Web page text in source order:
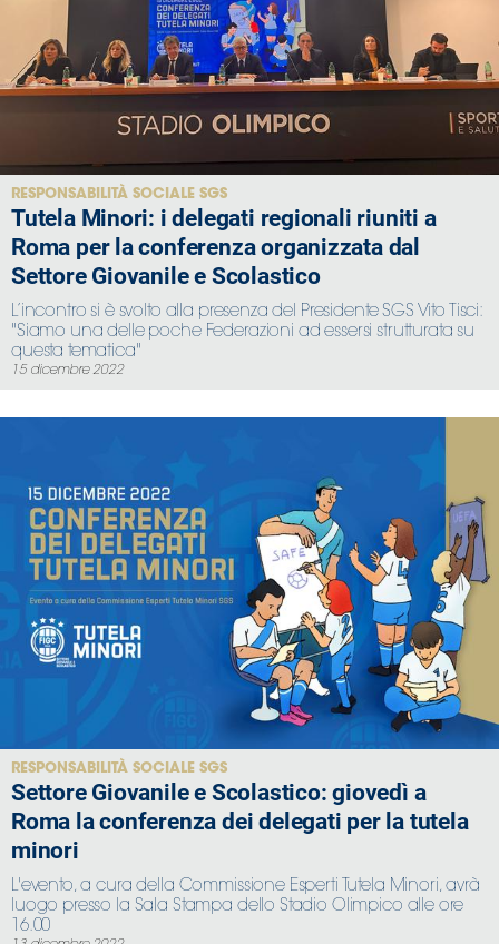
RESPONSABILITÀ SOCIALE SGS
Tutela Minori: i delegati regionali riuniti a
Roma per la conferenza organizzata dal
Settore Giovanile e Scolastico
L’incontro si è svolto alla presenza del Presidente SGS Vito Tisci:
"Siamo una delle poche Federazioni ad essersi strutturata su
questa tematica"
15 dicembre 2022
RESPONSABILITÀ SOCIALE SGS
Settore Giovanile e Scolastico: giovedì a
Roma la conferenza dei delegati per la tutela
minori
L'evento, a cura della Commissione Esperti Tutela Minori, avrà
luogo presso la Sala Stampa dello Stadio Olimpico alle ore
16.00